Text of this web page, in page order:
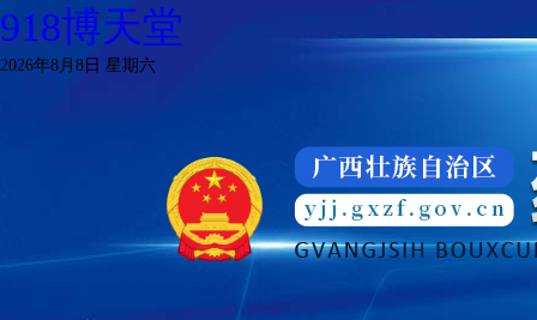
918博天堂
2026年8月8日 星期六